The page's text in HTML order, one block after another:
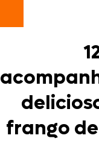
frango